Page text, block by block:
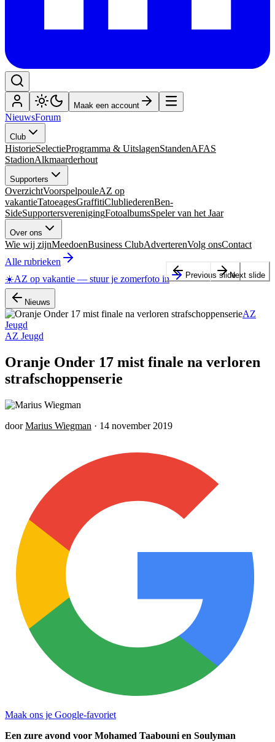
Maak een account
NieuwsForum
Club
HistorieSelectieProgramma & UitslagenStandenAFAS
StadionAlkmaarderhout
Supporters
OverzichtVoorspelpouleAZ op
vakantieTatoeagesGraffitiClubliederenBen-
SideSupportersverenigingFotoalbumsSpeler van het Jaar
Over ons
Wie wij zijnMeedoenBusiness ClubAdverterenVolg onsContact
Alle rubrieken
☀️AZ op vakantie — stuur je zomerfoto in
Nieuws
AZ
Jeugd
AZ Jeugd
Oranje Onder 17 mist finale na verloren
strafschoppenserie
door Marius Wiegman · 14 november 2019
Maak ons je Google-favoriet
Een zure avond voor Mohamed Taabouni en Soulyman
Previous slideNext slide